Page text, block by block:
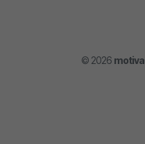
© 2026 motiva